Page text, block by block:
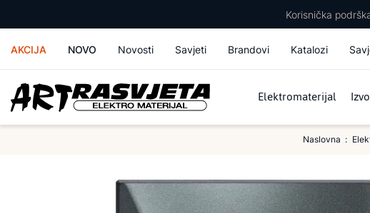
Korisnička
AKCIJA NOVO Novosti Savjeti Brandovi Katalozi
Elektromaterijal
Naslovna